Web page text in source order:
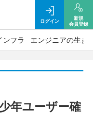
ログイン
新規
会員登録
ンフラ エンジニアの生き
年ユーザー確